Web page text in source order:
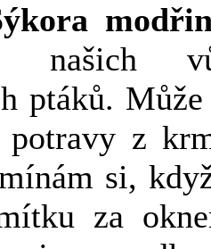
našich
ptáků.
potravy z
si,
za